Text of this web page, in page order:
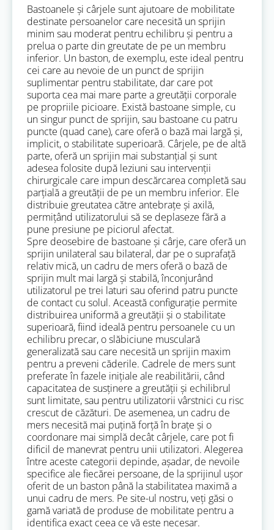
Bastoanele și cârjele sunt ajutoare de mobilitate
destinate persoanelor care necesită un sprijin
minim sau moderat pentru echilibru și pentru a
prelua o parte din greutate de pe un membru
inferior. Un baston, de exemplu, este ideal pentru
cei care au nevoie de un punct de sprijin
suplimentar pentru stabilitate, dar care pot
suporta cea mai mare parte a greutății corporale
pe propriile picioare. Există bastoane simple, cu
un singur punct de sprijin, sau bastoane cu patru
puncte (quad cane), care oferă o bază mai largă și,
implicit, o stabilitate superioară. Cârjele, pe de altă
parte, oferă un sprijin mai substanțial și sunt
adesea folosite după leziuni sau intervenții
chirurgicale care impun descărcarea completă sau
parțială a greutății de pe un membru inferior. Ele
distribuie greutatea către antebrațe și axilă,
permițând utilizatorului să se deplaseze fără a
pune presiune pe piciorul afectat.
Spre deosebire de bastoane și cârje, care oferă un
sprijin unilateral sau bilateral, dar pe o suprafață
relativ mică, un cadru de mers oferă o bază de
sprijin mult mai largă și stabilă, înconjurând
utilizatorul pe trei laturi sau oferind patru puncte
de contact cu solul. Această configurație permite
distribuirea uniformă a greutății și o stabilitate
superioară, fiind ideală pentru persoanele cu un
echilibru precar, o slăbiciune musculară
generalizată sau care necesită un sprijin maxim
pentru a preveni căderile. Cadrele de mers sunt
preferate în fazele inițiale ale reabilitării, când
capacitatea de susținere a greutății și echilibrul
sunt limitate, sau pentru utilizatorii vârstnici cu risc
crescut de căzături. De asemenea, un cadru de
mers necesită mai puțină forță în brațe și o
coordonare mai simplă decât cârjele, care pot fi
dificil de manevrat pentru unii utilizatori. Alegerea
între aceste categorii depinde, așadar, de nevoile
specifice ale fiecărei persoane, de la sprijinul ușor
oferit de un baston până la stabilitatea maximă a
unui cadru de mers. Pe site-ul nostru, veți găsi o
gamă variată de produse de mobilitate pentru a
identifica exact ceea ce vă este necesar.